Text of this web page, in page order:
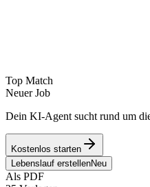
Top Match
Neuer Job
Dein KI-Agent sucht rund um
Kostenlos starten
Lebenslauf erstellenNeu
Als PDF